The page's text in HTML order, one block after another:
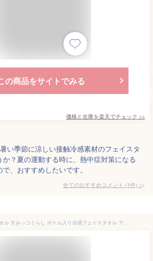
の商品をサイトでみる
価格と在庫を楽天でチェック >>
い季節に涼しい接触冷感素材のフェイスタ
？夏の運動する時に、熱中症対策になる
、おすすめしたいです。
全てのおすすめコメント (1件) >
夏用ひんやりタオル すみっコぐらし ボトル入り冷感フェイスタオル アイスクリーム サンエックス 犬飼タオル 熱中症対策 マシュマロポップ